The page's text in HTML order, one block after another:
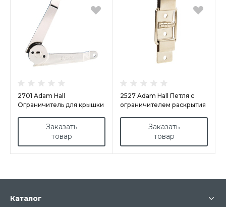
2701 Adam Hall
Ограничитель для крышки
Заказать
товар
2527 Adam Hall Петля с
ограничителем раскрытия
Заказать
товар
Каталог